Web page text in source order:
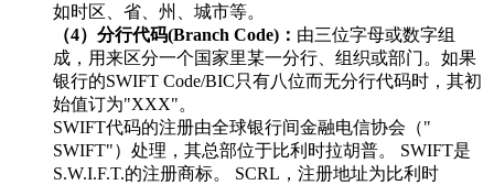
如时区、省、州、城市等。
（4）分行代码(Branch Code)： 由三位字母或数字组
成，用来区分一个国家里某一分行、组织或部门。如果
银行的SWIFT Code/BIC只有八位而无分行代码时，其初
始值订为"XXX"。
SWIFT代码的注册由全球银行间金融电信协会（"
SWIFT"）处理，其总部位于比利时拉胡普。 SWIFT是
S.W.I.F.T.的注册商标。 SCRL，注册地址为比利时